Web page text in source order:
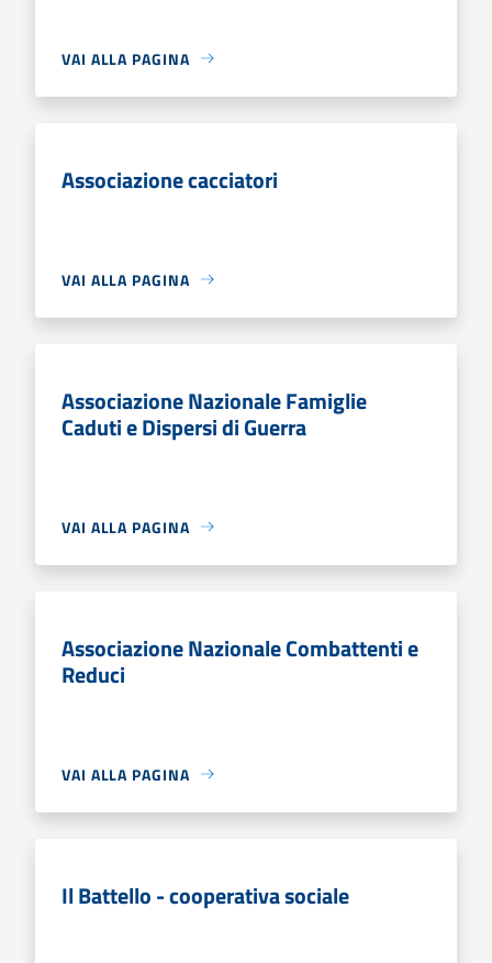
VAI ALLA PAGINA
Associazione cacciatori
VAI ALLA PAGINA
Associazione Nazionale Famiglie
Caduti e Dispersi di Guerra
VAI ALLA PAGINA
Associazione Nazionale Combattenti e
Reduci
VAI ALLA PAGINA
Il Battello - cooperativa sociale